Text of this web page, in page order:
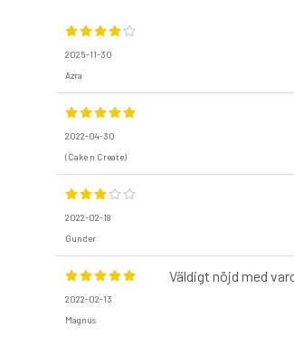
2025-11-30
Azra
2022-04-30
(Cake n Create)
2022-02-18
Gunder
2022-02-13
Magnus
Väldigt nöjd med